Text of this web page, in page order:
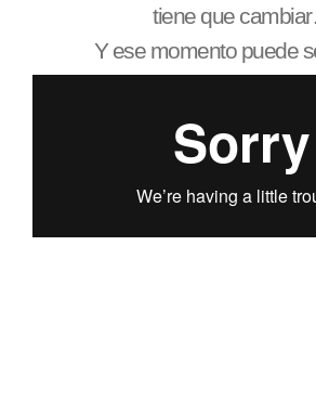
tiene que
Y ese momento puede